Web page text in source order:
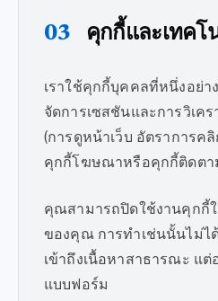
03 คุกกี้และเทคโ
เราใช้คุกกี้บุคคลที่หนึ่งอย่า
จัดการเซสชันและการวิเค
(การดูหน้าเว็บ อัตราการค
คุกกี้โฆษณาหรือคุกกี้ติดตา
คุณสามารถปิดใช้งานคุกกี้ใ
ของคุณ การทำเช่นนั้นไม่ไ
เข้าถึงเนื้อหาสาธารณะ แต่
แบบฟอร์ม